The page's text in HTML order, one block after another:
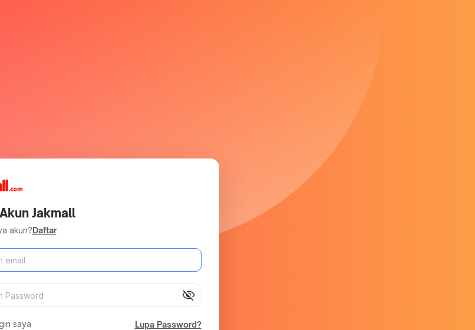
Jakmall
akun?Daftar
visibility_off
saya Lupa Password?